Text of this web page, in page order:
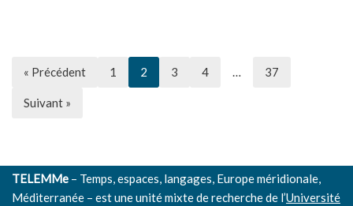
« Précédent 1 2 3 4 … 37
Suivant »
TELEMMe – Temps, espaces, langages, Europe méridionale,
Méditerranée – est une unité mixte de recherche de l’Université